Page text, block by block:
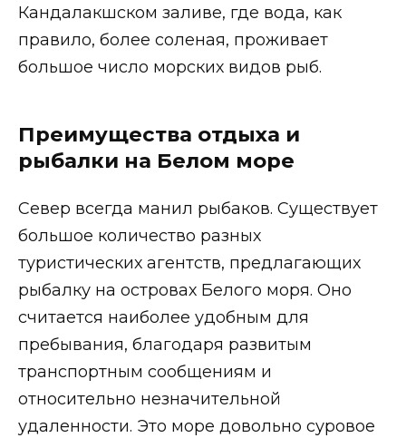
Кандалакшском заливе, где вода, как
правило, более соленая, проживает
большое число морских видов рыб.
Преимущества отдыха и
рыбалки на Белом море
Север всегда манил рыбаков. Существует
большое количество разных
туристических агентств, предлагающих
рыбалку на островах Белого моря. Оно
считается наиболее удобным для
пребывания, благодаря развитым
транспортным сообщениям и
относительно незначительной
удаленности. Это море довольно суровое